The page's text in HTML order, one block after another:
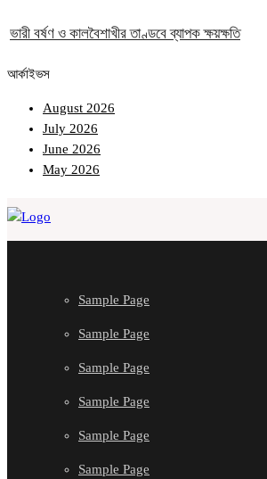
ভারী বর্ষণ ও কালবৈশাখীর তাণ্ডবে ব্যাপক ক্ষয়ক্ষতি
আর্কাইভস
August 2026
July 2026
June 2026
May 2026
Sample Page
Sample Page
Sample Page
Sample Page
Sample Page
Sample Page